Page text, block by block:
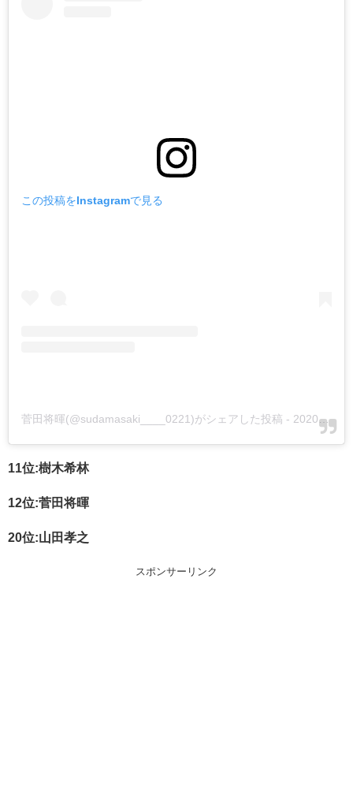
この投稿をInstagramで見る
菅田将暉(@sudamasaki____0221)がシェアした投稿 - 2020年 3月月5日午前6時39分PST
11位:樹木希林
12位:菅田将暉
20位:山田孝之
スポンサーリンク